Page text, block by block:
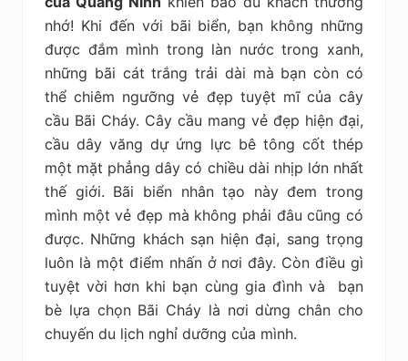
nhớ! Khi đến với bãi biển, bạn không những
được đắm mình trong làn nước trong xanh,
những bãi cát trắng trải dài mà bạn còn có
thể chiêm ngưỡng vẻ đẹp tuyệt mĩ của cây
cầu Bãi Cháy. Cây cầu mang vẻ đẹp hiện đại,
cầu dây văng dự ứng lực bê tông cốt thép
một mặt phẳng dây có chiều dài nhịp lớn nhất
thế giới. Bãi biển nhân tạo này đem trong
mình một vẻ đẹp mà không phải đâu cũng có
được. Những khách sạn hiện đại, sang trọng
luôn là một điểm nhấn ở nơi đây. Còn điều gì
tuyệt vời hơn khi bạn cùng gia đình và bạn
bè lựa chọn Bãi Cháy là nơi dừng chân cho
chuyến du lịch nghỉ dưỡng của mình.